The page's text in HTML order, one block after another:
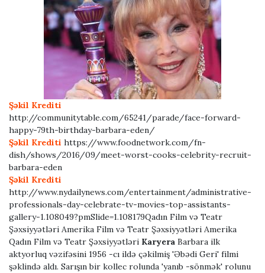
Şəkil Krediti
http://communitytable.com/65241/parade/face-forward-
happy-79th-birthday-barbara-eden/
Şəkil Krediti https://www.foodnetwork.com/fn-
dish/shows/2016/09/meet-worst-cooks-celebrity-recruit-
barbara-eden
Şəkil Krediti
http://www.nydailynews.com/entertainment/administrative-
professionals-day-celebrate-tv-movies-top-assistants-
gallery-1.108049?pmSlide=1.108179Qadın Film və Teatr
Şəxsiyyətləri Amerika Film və Teatr Şəxsiyyətləri Amerika
Qadın Film və Teatr Şəxsiyyətləri Karyera Barbara ilk
aktyorluq vəzifəsini 1956 -cı ildə çəkilmiş 'Əbədi Geri' filmi
şəklində aldı. Sarışın bir kollec rolunda 'yanıb -sönmək' rolunu